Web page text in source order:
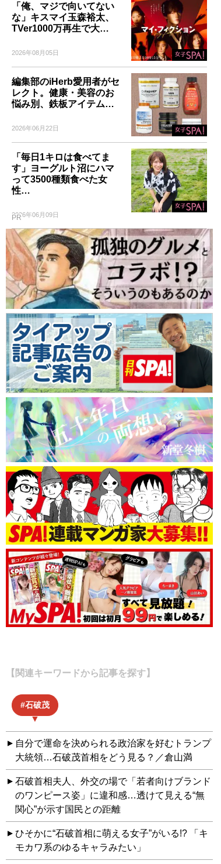
「俺、マジで向いてない
な」キスマイ玉森裕太、
TVer1000万再生で大…
2026年08月05日
編集部のiHerb愛用者がセ
レクト。健康・美容のお
悩み別、鉄板アイテム…
2026年06月22日
「毎日1キロは食べてま
す」ヨーグルト沼にハマ
って3500種類食べた女
性…
2026年06月09日
PR
【関連キーワードから記事を探す】
石破茂
自分で運命を決められる政治家を好むトランプ
大統領…石破茂首相をどう見る？／倉山満
石破首相夫人、外交の場で「若者向けブランド
のワンピース姿」に違和感…透けて見える“無
関心”が示す国民との距離
ひそかに“石破首相に萌える女子”がいる!? 「キ
モカワ系のゆるキャラみたい」